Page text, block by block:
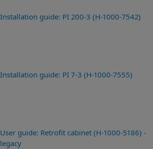
Installation guide: PI 200-3 (H-1000-7542)
Installation guide: PI 7-3 (H-1000-7555)
User guide: Retrofit cabinet (H-1000-5186) -
legacy